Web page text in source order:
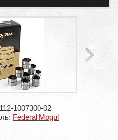
1007300-02
Federal Mogul